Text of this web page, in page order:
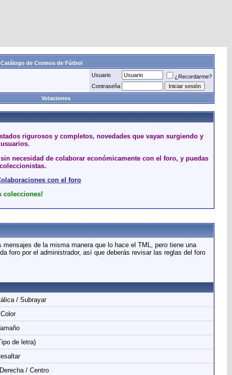
Catálogo de Cromos de Fútbol
Usuario
¿Recordarme?
Contraseña
Votaciones
rigurosos y completos, novedades que vayan surgiendo y
necesidad de colaborar económicamente con el foro, y puedas
con el foro
colecciones!
de la misma manera que lo hace el TML, pero tiene una
foro por el administrador, así que deberás revisar las reglas del foro
/ Subrayar
Color
de letra)
/ Centro